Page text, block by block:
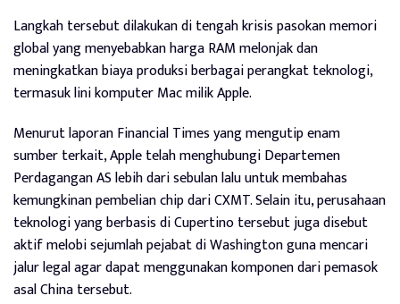
Langkah tersebut dilakukan di tengah krisis pasokan memori
global yang menyebabkan harga RAM melonjak dan
meningkatkan biaya produksi berbagai perangkat teknologi,
termasuk lini komputer Mac milik Apple.
Menurut laporan Financial Times yang mengutip enam
sumber terkait, Apple telah menghubungi Departemen
Perdagangan AS lebih dari sebulan lalu untuk membahas
kemungkinan pembelian chip dari CXMT. Selain itu, perusahaan
teknologi yang berbasis di Cupertino tersebut juga disebut
aktif melobi sejumlah pejabat di Washington guna mencari
jalur legal agar dapat menggunakan komponen dari pemasok
asal China tersebut.